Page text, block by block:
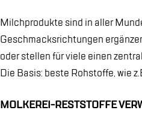
Milch­pro­duk­te sind in al­ler
Ge­schmacks­rich­tun­gen
oder stel­len für vie­le ei­nen
Die Ba­sis: bes­te Roh­stof­fe, wie
MOL­KE­REI-REST­STOF­FE